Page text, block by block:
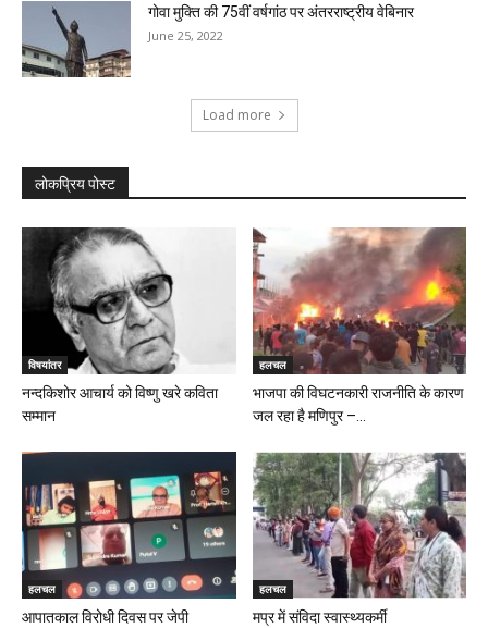
गोवा मुक्ति की 75वीं वर्षगांठ पर अंतरराष्ट्रीय वेबिनार
June 25, 2022
Load more
लोकप्रिय पोस्ट
विषयांतर
नन्दकिशोर आचार्य को विष्णु खरे कविता
सम्मान
हलचल
भाजपा की विघटनकारी राजनीति के कारण
जल रहा है मणिपुर –...
हलचल
आपातकाल विरोधी दिवस पर जेपी
हलचल
मप्र में संविदा स्वास्थ्यकर्मी